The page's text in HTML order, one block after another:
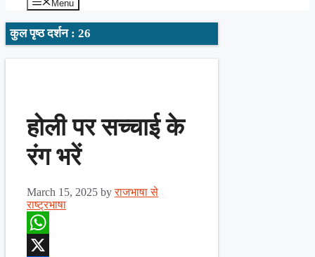
Menu
कुल पृष्ठ दर्शन : 26
होली पर सच्चाई के
रंग भरें
March 15, 2025 byराजभाषा से
राष्ट्रभाषा
WhatsApp